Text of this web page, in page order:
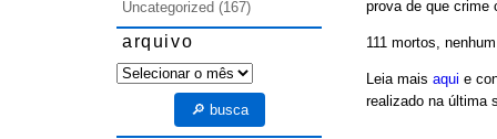
prova de que crime
111 mortos,
Leia mais aqui e
realizado na última
Uncategorized (167)
arquivo
arquivo
🔎 busca